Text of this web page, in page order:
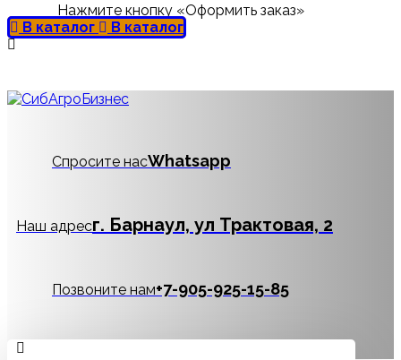
Нажмите кнопку «Оформить заказ»
В каталог
В каталог
Спросите насWhatsapp
Наш адресг. Барнаул, ул Трактовая, 2
Позвоните нам‪+7-905-925-15-85